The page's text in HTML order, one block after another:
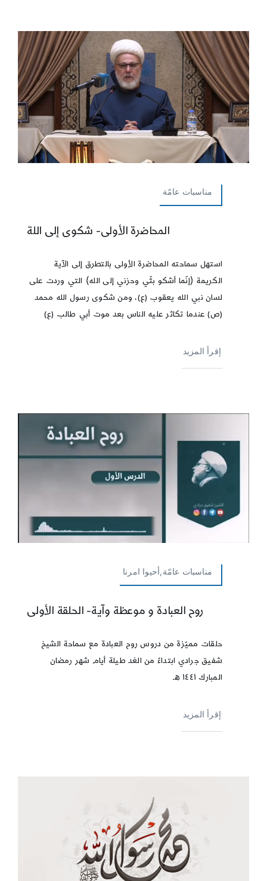
مناسبات عامّة
المحاضرة الأولى- شكوى إلى اللة
استهل سماحته المحاضرة الأولى بالتطرق إلى الآية
الكريمة ﴿إنّما أشكو بثّي وحزني إلى الله﴾ التي وردت على
لسان نبي الله يعقوب (ع)، ومن شكوى رسول الله محمد
(ص) عندما تكاثر عليه الناس بعد موت أبي طالب (ع)
إقرأ المزيد
مناسبات عامّة,أحيوا امرنا
روح العبادة و موعظة وآية- الحلقة الأولى
حلقات مميّزة من دروس روح العبادة مع سماحة الشيخ
شفيق جرادي ابتداءً من الغد طيلة أيام شهر رمضان
المبارك ١٤٤١ هـ
إقرأ المزيد